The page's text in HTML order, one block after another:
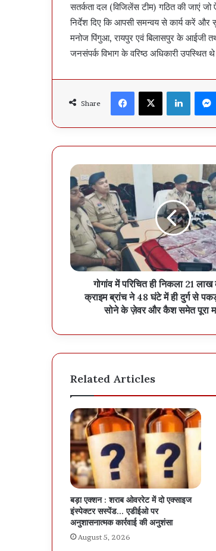
सतर्कता दल (विजिलेंस टीम) गठित की जाएं
निर्देश दिए कि आपसी समन्वय से कार्य करें और
मनोज पिंगुआ, रायपुर एवं बिलासपुर के आईजी
जनसंपर्क विभाग के वरिष्ठ अधिकारी उपस्थित
Share
Facebook X LinkedIn
गोगांव में परिचित ही निकला 21
क्राइम ब्रांच ने 48 घंटे में ही दुर्ग से
सोने के ज़ेवर और कैश समेत पूरा
Related Articles
बड़ा एक्शन : शराब ओवररेट में दो एक्साइज
इंस्पेक्टर सस्पेंड… एडीईओ पर
अनुशासनात्मक कार्रवाई की अनुशंसा
August 5, 2026